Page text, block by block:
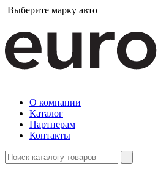
Выберите марку авто
О компании
Каталог
Партнерам
Контакты